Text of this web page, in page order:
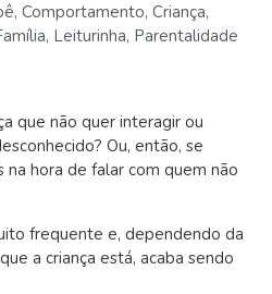
, Comportamento, Criança,
, Leiturinha, Parentalidade
que não quer interagir ou
Ou, então, se
hora de falar com quem não
frequente e, dependendo da
a criança está, acaba sendo